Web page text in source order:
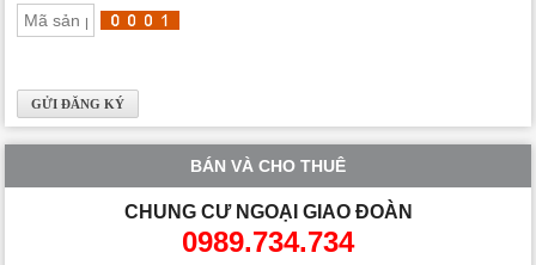
BÁN VÀ CHO THUÊ
CHUNG CƯ NGOẠI GIAO ĐOÀN
0989.734.734